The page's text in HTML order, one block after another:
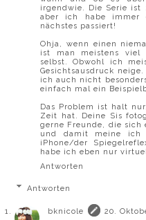
irgendwie. Die Serie ist
aber ich habe immer
nächstes passiert!
Ohja, wenn einen
ist man meistens viel
selbst. Obwohl ich
Gesichtsausdruck
ich auch nicht
einfach mal ein
Das Problem ist halt
Zeit hat. Deine Sis
gerne Freunde, die sich
und damit meine ich
iPhone/der
habe ich eben nur
Antworten
Antworten
bknicole
20.